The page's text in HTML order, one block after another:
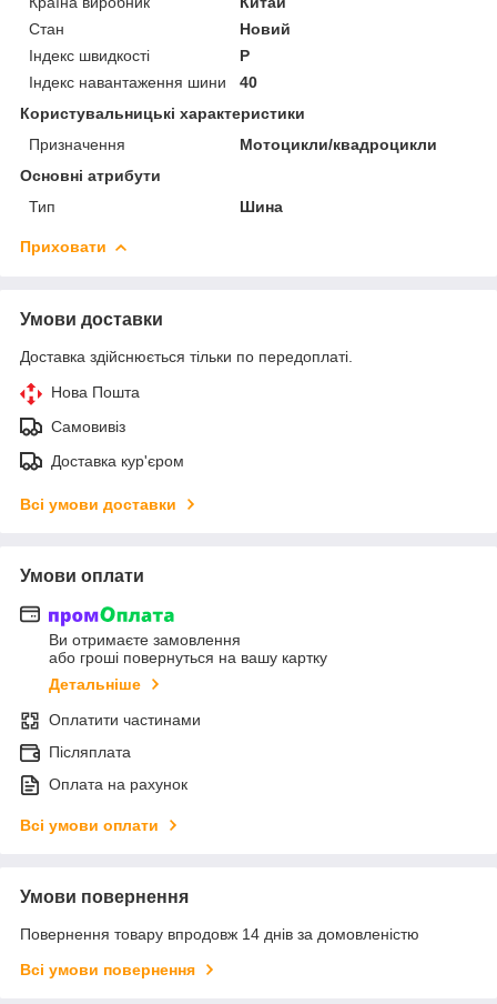
Стан
Новий
Індекс швидкості
P
Індекс навантаження шини
40
Користувальницькі характеристики
Призначення
Мотоцикли/квадроцикли
Основні атрибути
Тип
Шина
Приховати
Умови доставки
Доставка здійснюється тільки по передоплаті.
Нова Пошта
Самовивіз
Доставка кур'єром
Всі умови доставки
Умови оплати
Ви отримаєте замовлення
або гроші повернуться на вашу картку
Детальніше
Оплатити частинами
Післяплата
Оплата на рахунок
Всі умови оплати
Умови повернення
Повернення товару впродовж 14 днів за домовленістю
Всі умови повернення